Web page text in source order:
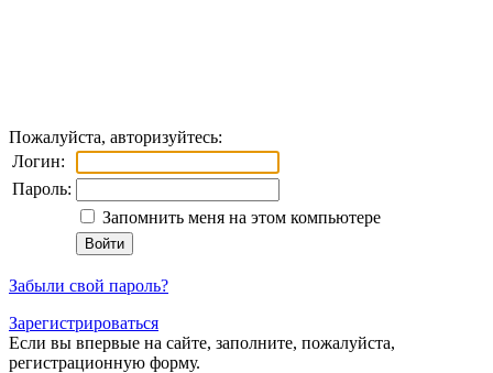
Пожалуйста, авторизуйтесь:
Логин:
Пароль:
Запомнить меня на этом компьютере
Забыли свой пароль?
Зарегистрироваться
Если вы впервые на сайте, заполните, пожалуйста,
регистрационную форму.